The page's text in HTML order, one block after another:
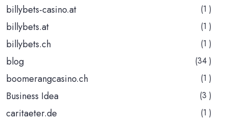
billybets-casino.at (1 )
billybets.at (1 )
billybets.ch (1 )
blog (34 )
boomerangcasino.ch (1 )
Business Idea (3 )
caritaeter.de (1 )